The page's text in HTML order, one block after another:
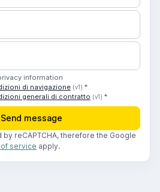
information
di navigazione (v1) *
generali di contratto (v1) *
Send message
reCAPTCHA, therefore the Google
service apply.